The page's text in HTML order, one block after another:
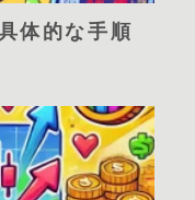
体的な手順